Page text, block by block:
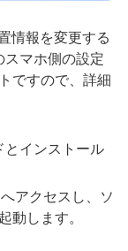
情報を変更する
スマホ側の設定
ですので、詳細
とインストール
アクセスし、ソ
動します。